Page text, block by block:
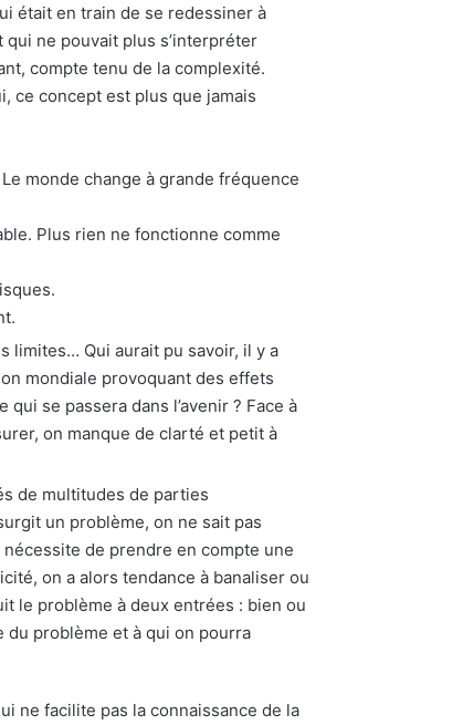
était en train de se redessiner à
qui ne pouvait plus s’interpréter
compte tenu de la complexité.
ce concept est plus que jamais
Le monde change à grande fréquence
Plus rien ne fonctionne comme
limites… Qui aurait pu savoir, il y a
mondiale provoquant des effets
se passera dans l’avenir ? Face à
on manque de clarté et petit à
de multitudes de parties
un problème, on ne sait pas
de prendre en compte une
on a alors tendance à banaliser ou
le problème à deux entrées : bien ou
du problème et à qui on pourra
ne facilite pas la connaissance de la